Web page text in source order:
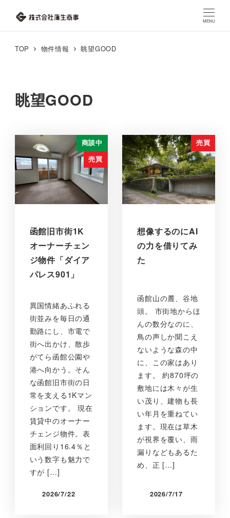
MENU
TOP 物件情報 眺望GOOD
眺望GOOD
商談中
売買
函館旧市街1K
オーナーチェン
ジ物件「ダイア
パレス901」
異国情緒あふれる
街並みを毎日の通
勤路にし、市電で
街へ出かけ、散歩
がてら函館公園や
港へ向かう。そん
な函館旧市街の日
常を支える1Kマン
ションです。 現在
賃貸中のオーナー
チェンジ物件。表
面利回り16.4％と
いう数字も魅力で
すが […]
2026/7/22
売買
想像するのにAI
の力を借りてみ
た
函館山の麓、谷地
頭。 市街地からほ
んの数分なのに、
鳥の声しか聞こえ
ないような森の中
に、この家はあり
ます。 約870坪の
敷地には木々が生
い茂り、建物も長
い年月を重ねてい
ます。現在は草木
が視界を覆い、雨
漏りなどもあるた
め、正 […]
2026/7/17